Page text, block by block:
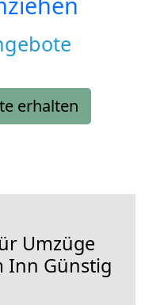
erhalten
Umzüge
Inn Günstig